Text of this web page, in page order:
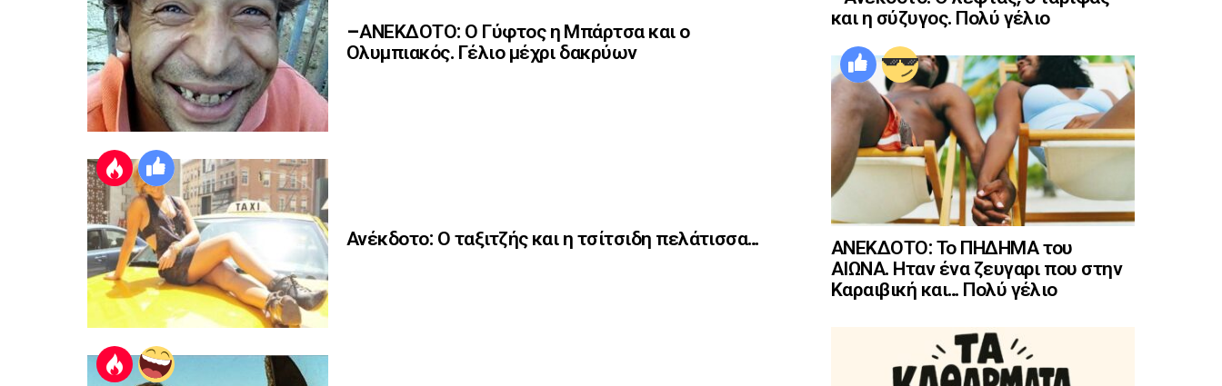
–ΑΝΕΚΔΟΤΟ: Ο Γύφτος η Μπάρτσα και ο
Ολυμπιακός. Γέλιο μέχρι δακρύων
Ανέκδοτο: Ο ταξιτζής και η τσίτσιδη πελάτισσα…
και η σύζυγος. Πολύ γέλιο
ΑΝΕΚΔΟΤΟ: Το ΠΗΔΗΜΑ του
ΑΙΩΝΑ. Ηταν ένα ζευγαρι που στην
Καραιβική και… Πολύ γέλιο